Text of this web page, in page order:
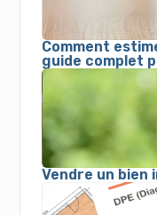
Comment
guide complet
Vendre un bien